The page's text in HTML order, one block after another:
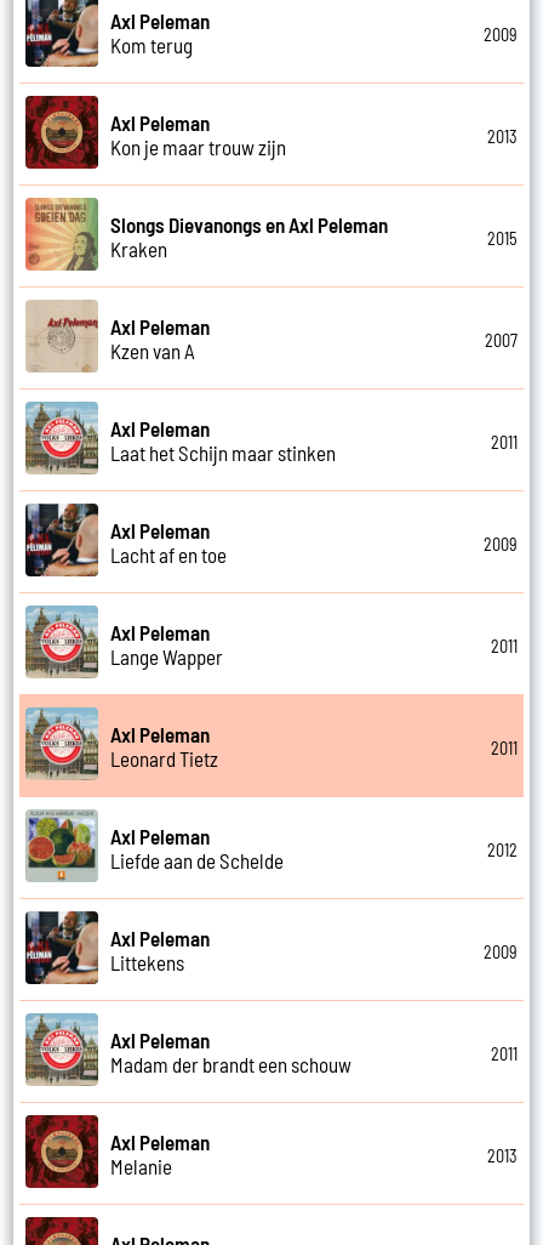
Axl Peleman
Kom terug
2009
Axl Peleman
Kon je maar trouw zijn
2013
Slongs Dievanongs en Axl Peleman
Kraken
2015
Axl Peleman
Kzen van A
2007
Axl Peleman
Laat het Schijn maar stinken
2011
Axl Peleman
Lacht af en toe
2009
Axl Peleman
Lange Wapper
2011
Axl Peleman
Leonard Tietz
2011
Axl Peleman
Liefde aan de Schelde
2012
Axl Peleman
Littekens
2009
Axl Peleman
Madam der brandt een schouw
2011
Axl Peleman
Melanie
2013